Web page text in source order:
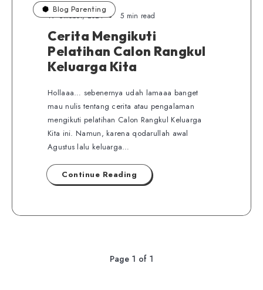
Blog Parenting
19 Oktober, 2021 5 min read
Cerita Mengikuti
Pelatihan Calon Rangkul
Keluarga Kita
Hollaaa… sebenernya udah lamaaa banget
mau nulis tentang cerita atau pengalaman
mengikuti pelatihan Calon Rangkul Keluarga
Kita ini. Namun, karena qodarullah awal
Agustus lalu keluarga…
Continue Reading
Page 1 of 1